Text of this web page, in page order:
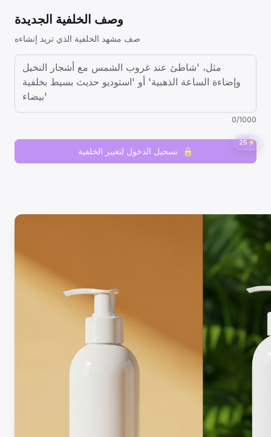
وصف الخلفية الجديدة
صف مشهد الخلفية الذي تريد إنشاءه
0/1000
25 ⚡
تسجيل الدخول لتغيير الخلفية 🔒